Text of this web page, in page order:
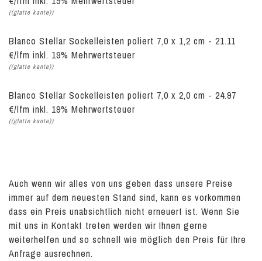
((glatte kante))
Blanco Stellar Sockelleisten poliert 7,0 x 1,2 cm - 21.11
€/lfm inkl. 19% Mehrwertsteuer
((glatte kante))
Blanco Stellar Sockelleisten poliert 7,0 x 2,0 cm - 24.97
€/lfm inkl. 19% Mehrwertsteuer
((glatte kante))
Auch wenn wir alles von uns geben dass unsere Preise
immer auf dem neuesten Stand sind, kann es vorkommen
dass ein Preis unabsichtlich nicht erneuert ist. Wenn Sie
mit uns in Kontakt treten werden wir Ihnen gerne
weiterhelfen und so schnell wie möglich den Preis für Ihre
Anfrage ausrechnen.